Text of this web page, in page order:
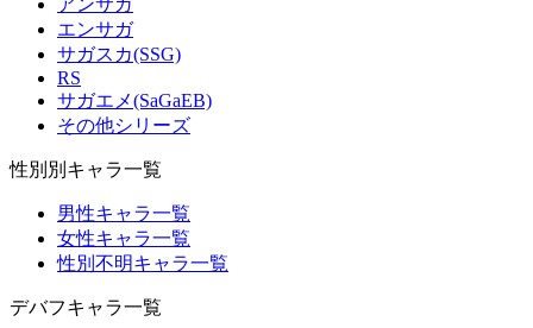
アンサガ
エンサガ
サガスカ(SSG)
RS
サガエメ(SaGaEB)
その他シリーズ
性別別キャラ一覧
男性キャラ一覧
女性キャラ一覧
性別不明キャラ一覧
デバフキャラ一覧